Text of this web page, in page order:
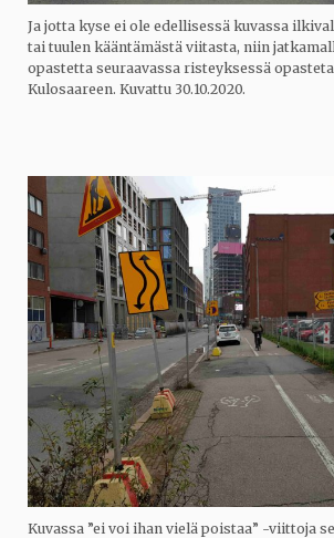
Ja jotta kyse ei ole edellisessä kuvassa
tai tuulen kääntämästä viitasta, niin
opastetta seuraavassa risteyksessä
Kulosaareen. Kuvattu 30.10.2020.
Kuvassa ”ei voi ihan vielä poistaa” -viittoja